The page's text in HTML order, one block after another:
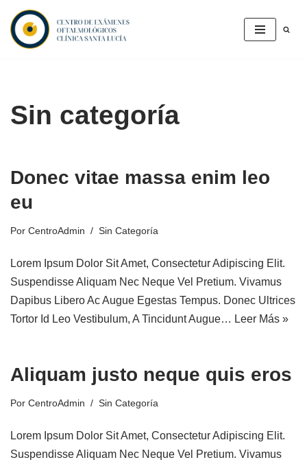
Saltar
Sin categoría
Donec vitae massa enim leo
eu
Por CentroAdmin Sin Categoría
Lorem Ipsum Dolor Sit Amet, Consectetur Adipiscing Elit.
Suspendisse Aliquam Nec Neque Vel Pretium. Vivamus
Dapibus Libero Ac Augue Egestas Tempus. Donec Ultrices
Tortor Id Leo Vestibulum, A Tincidunt Augue… Leer Más »
Aliquam justo neque quis eros
Por CentroAdmin Sin Categoría
Lorem Ipsum Dolor Sit Amet, Consectetur Adipiscing Elit.
Suspendisse Aliquam Nec Neque Vel Pretium. Vivamus